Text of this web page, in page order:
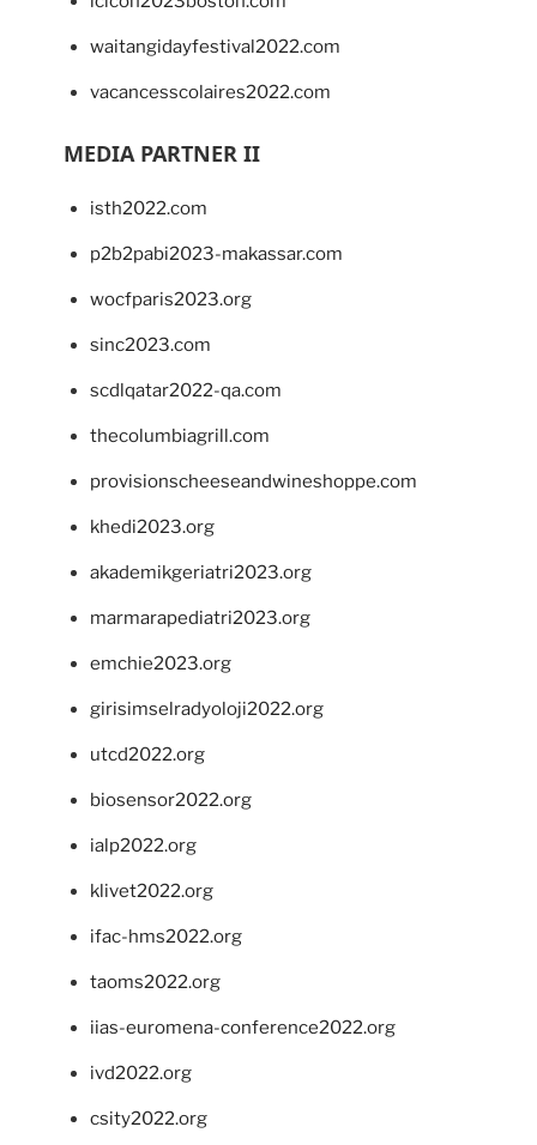
waitangidayfestival2022.com
vacancesscolaires2022.com
MEDIA PARTNER II
isth2022.com
p2b2pabi2023-makassar.com
wocfparis2023.org
sinc2023.com
scdlqatar2022-qa.com
thecolumbiagrill.com
provisionscheeseandwineshoppe.com
khedi2023.org
akademikgeriatri2023.org
marmarapediatri2023.org
emchie2023.org
girisimselradyoloji2022.org
utcd2022.org
biosensor2022.org
ialp2022.org
klivet2022.org
ifac-hms2022.org
taoms2022.org
iias-euromena-conference2022.org
ivd2022.org
csity2022.org